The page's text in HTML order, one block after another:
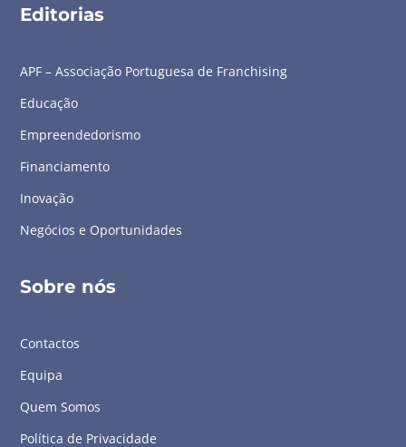
Editorias
APF – Associação Portuguesa de Franchising
Educação
Empreendedorismo
Financiamento
Inovação
Negócios e Oportunidades
Sobre nós
Contactos
Equipa
Quem Somos
Política de Privacidade